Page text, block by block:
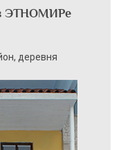
ЭТНОМИРе
деревня